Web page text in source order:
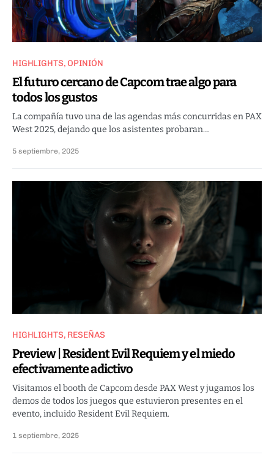
HIGHLIGHTS OPINIÓN
El futuro cercano de Capcom trae algo para
todos los gustos
La compañía tuvo una de las agendas más concurridas en PAX
West 2025, dejando que los asistentes probaran…
5 septiembre, 2025
HIGHLIGHTS RESEÑAS
Preview | Resident Evil Requiem y el miedo
efectivamente adictivo
Visitamos el booth de Capcom desde PAX West y jugamos los
demos de todos los juegos que estuvieron presentes en el
evento, incluido Resident Evil Requiem.
1 septiembre, 2025